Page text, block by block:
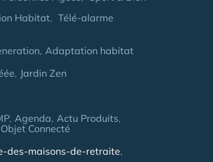
Habitat
Télé-alarme
Adaptation habitat
Jardin Zen
Agenda Actu Produits
Objet Connecté
des-maisons-de-retraite